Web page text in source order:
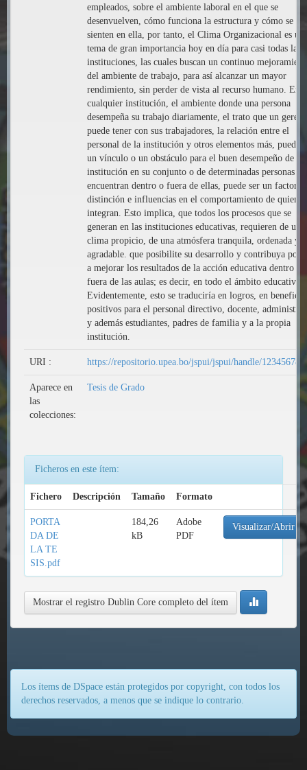
empleados, sobre el ambiente laboral en el que se
desenvuelven, cómo funciona la estructura y cómo se
sienten en ella, por tanto, el Clima Organizacional es un
tema de gran importancia hoy en día para casi todas las
instituciones, las cuales buscan un continuo
del ambiente de trabajo, para así alcanzar un mayor
rendimiento, sin perder de vista al recurso humano. En
cualquier institución, el ambiente donde una persona
desempeña su trabajo diariamente, el trato que un
puede tener con sus trabajadores, la relación entre el
personal de la institución y otros elementos más, pueden
un vínculo o un obstáculo para el buen desempeño de la
institución en su conjunto o de determinadas personas
encuentran dentro o fuera de ellas, puede ser un factor
distinción e influencias en el comportamiento de
integran. Esto implica, que todos los procesos que se
generan en las instituciones educativas, requieren de un
clima propicio, de una atmósfera tranquila, ordenada y
agradable. que posibilite su desarrollo y contribuya por
a mejorar los resultados de la acción educativa dentro y
fuera de las aulas; es decir, en todo el ámbito educativo.
Evidentemente, esto se traduciría en logros, en
positivos para el personal directivo, docente,
y además estudiantes, padres de familia y a la propia
institución.
URI : https://repositorio.upea.bo/jspui/jspui/handle/
Aparece en
las
colecciones:
Tesis de Grado
Ficheros en este ítem:
Fichero Descripción Tamaño Formato
PORTA
DA DE
LA TE
SIS.pdf
184,26
kB
Adobe
PDF
Visualizar/Abrir
Mostrar el registro Dublin Core completo del ítem
Los ítems de DSpace están protegidos por copyright, con todos los
derechos reservados, a menos que se indique lo contrario.